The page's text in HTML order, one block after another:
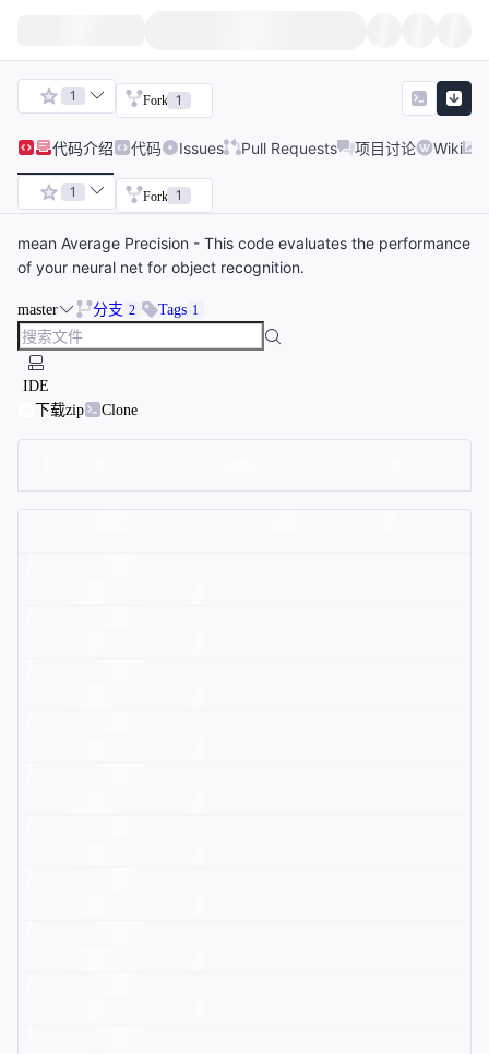
1 Fork 1
代码介绍 代码 Issues Pull Requests 项目讨论 Wiki
1 Fork 1
mean Average Precision - This code evaluates the performance
of your neural net for object recognition.
master 分支 2 Tags 1
IDE
下载zip
Clone